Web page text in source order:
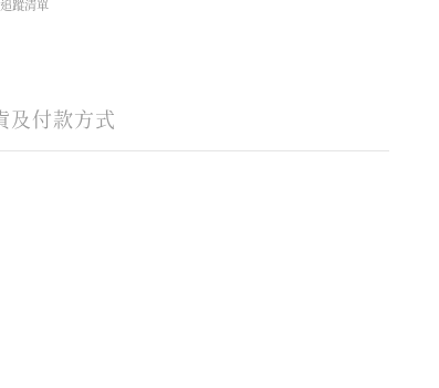
蹤清單
及付款方式